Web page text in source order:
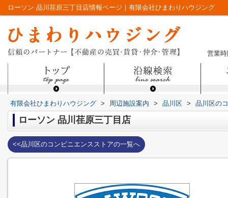
ローソン 品川荏原三丁目店情報ページ｜有限会社ひまわりハウジング
営業
有限会社ひまわりハウジング > 周辺施設案内 > 品川区 > 品川区の
ローソン 品川荏原三丁目店
<<品川区のコンビニエンスストアの一覧へ